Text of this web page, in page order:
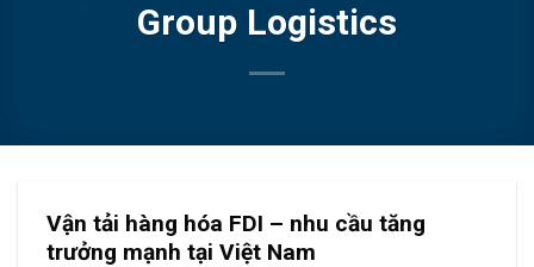
Group Logistics
Vận tải hàng hóa FDI – nhu cầu tăng
trưởng mạnh tại Việt Nam